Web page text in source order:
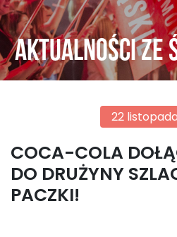
Aktualności ze
22
COCA-COLA
DO DRUŻYNY
PACZKI!